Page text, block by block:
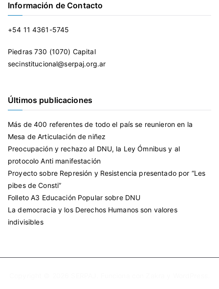
Información de Contacto
+54 11 4361-5745
Piedras 730 (1070) Capital
secinstitucional@serpaj.org.ar
Últimos publicaciones
Más de 400 referentes de todo el país se reunieron en la
Mesa de Articulación de niñez
Preocupación y rechazo al DNU, la Ley Ómnibus y al
protocolo Anti manifestación
Proyecto sobre Represión y Resistencia presentado por “Les
pibes de Consti”
Folleto A3 Educación Popular sobre DNU
La democracia y los Derechos Humanos son valores
indivisibles